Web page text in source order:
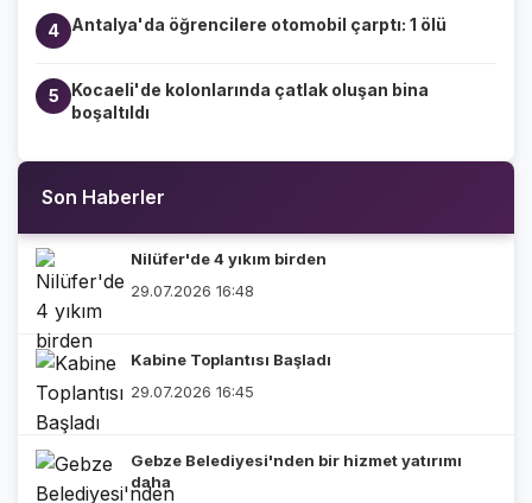
4 Antalya'da öğrencilere otomobil çarptı: 1 ölü
5
Kocaeli'de kolonlarında çatlak oluşan bina
boşaltıldı
Son Haberler
Nilüfer'de 4 yıkım birden
29.07.2026 16:48
Kabine Toplantısı Başladı
29.07.2026 16:45
Gebze Belediyesi'nden bir hizmet yatırımı
daha